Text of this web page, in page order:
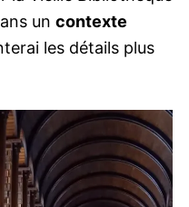
un contexte
les détails plus